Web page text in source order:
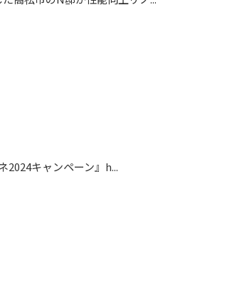
2024キャンペーン』h...